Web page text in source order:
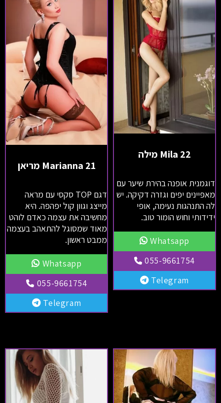
Mila 22 מילה
דוגמנית אופנה בהירת שיער עם
מאפיינים יפים וגזרה דקיקה. יש
לה התנהגות נעימה, אופי
ידידותי וחוש הומור טוב.
Whatsapp
055-9661754
Telegram
Marianna 21 מריאן
דגם TOP סקסי עם מראה
מייצג וגוון קול יפהפה. היא
מחשיבה את עצמה כאדם לוהט
מאוד שמסוגל להתאהב בעצמה
ממבט ראשון.
Whatsapp
055-9661754
Telegram